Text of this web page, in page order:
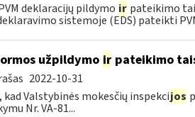
deklaracijų pildymo ir pateikimo
sistemoje (EDS) pateikti
užpildymo irpateikimo
2022-10-31
Valstybinės mokesčių inspekcijos
Nr. VA-81...